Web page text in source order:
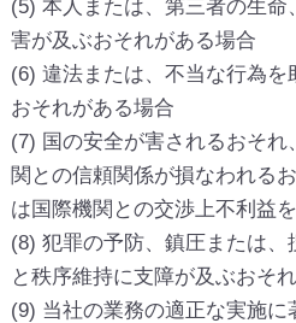
(5) 本人または、第三者の生
害が及ぶおそれがある場合
(6) 違法または、不当な行為を
おそれがある場合
(7) 国の安全が害されるおそ
関との信頼関係が損なわれる
は国際機関との交渉上不利益
(8) 犯罪の予防、鎮圧または
と秩序維持に支障が及ぶおそ
(9) 当社の業務の適正な実施